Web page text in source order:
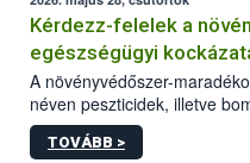
Kérdezz-felelek a
egészségügyi
A növényvédőszer-
néven peszticidek, illetve
melyek a terményekben
szüretelést, illetve tárolást
TOVÁBB >